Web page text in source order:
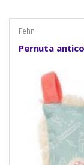
Fehn
Pernuta